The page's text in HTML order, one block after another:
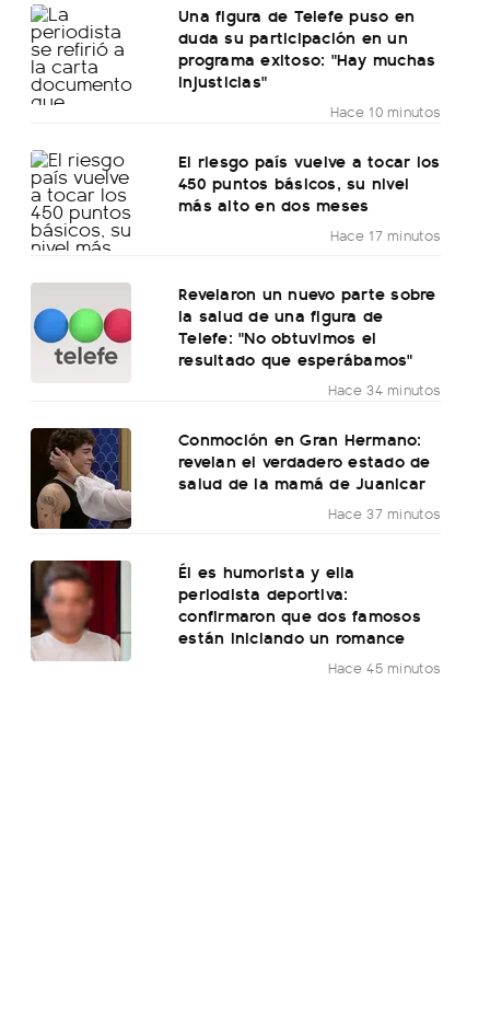
Una figura de Telefe puso en
duda su participación en un
programa exitoso: "Hay muchas
injusticias"
Hace 10 minutos
El riesgo país vuelve a tocar los
450 puntos básicos, su nivel
más alto en dos meses
Hace 17 minutos
Revelaron un nuevo parte sobre
la salud de una figura de
Telefe: "No obtuvimos el
resultado que esperábamos"
Hace 34 minutos
Conmoción en Gran Hermano:
revelan el verdadero estado de
salud de la mamá de Juanicar
Hace 37 minutos
Él es humorista y ella
periodista deportiva:
confirmaron que dos famosos
están iniciando un romance
Hace 45 minutos